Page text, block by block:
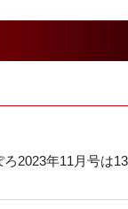
ろ2023年11月号は